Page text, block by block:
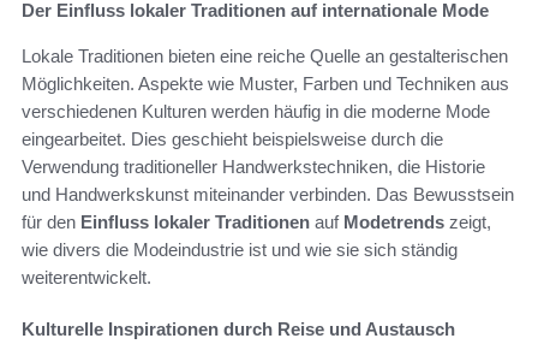
Der Einfluss lokaler Traditionen auf internationale Mode
Lokale Traditionen bieten eine reiche Quelle an gestalterischen
Möglichkeiten. Aspekte wie Muster, Farben und Techniken aus
verschiedenen Kulturen werden häufig in die moderne Mode
eingearbeitet. Dies geschieht beispielsweise durch die
Verwendung traditioneller Handwerkstechniken, die Historie
und Handwerkskunst miteinander verbinden. Das Bewusstsein
für den Einfluss lokaler Traditionen auf Modetrends zeigt,
wie divers die Modeindustrie ist und wie sie sich ständig
weiterentwickelt.
Kulturelle Inspirationen durch Reise und Austausch